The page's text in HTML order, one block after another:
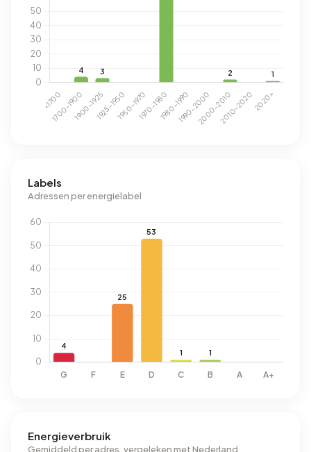
Labels
Adressen per energielabel
Energieverbruik
Gemiddeld per adres, vergeleken met Nederland